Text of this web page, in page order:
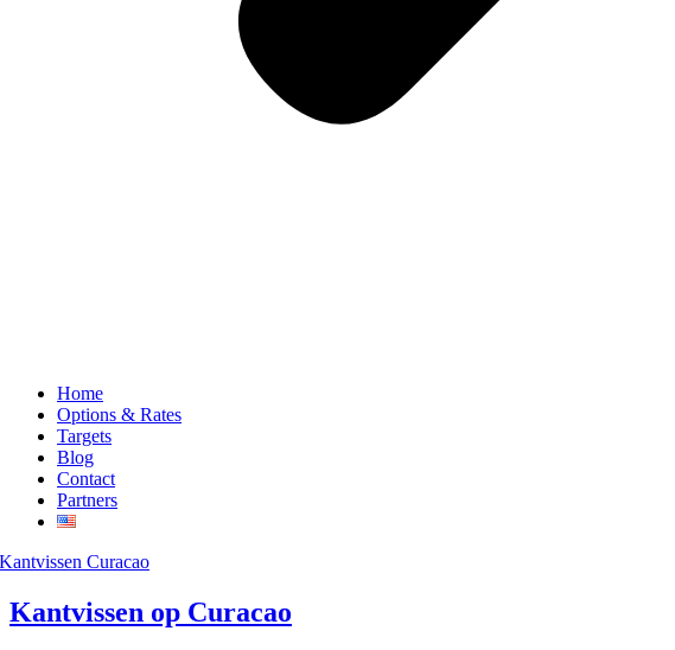
Home
Options & Rates
Targets
Blog
Contact
Partners
Kantvissen op Curacao